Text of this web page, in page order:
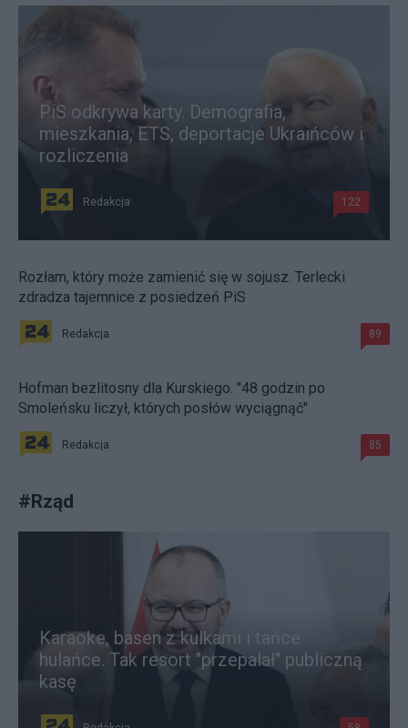
PiS odkrywa karty. Demografia,
mieszkania, ETS, deportacje Ukraińców i
rozliczenia
Redakcja 122
Rozłam, który może zamienić się w sojusz. Terlecki
zdradza tajemnice z posiedzeń PiS
Redakcja 89
Hofman bezlitosny dla Kurskiego. "48 godzin po
Smoleńsku liczył, których posłów wyciągnąć"
Redakcja 85
#Rząd
Karaoke, basen z kulkami i tańce
hulańce. Tak resort "przepalał" publiczną
kasę